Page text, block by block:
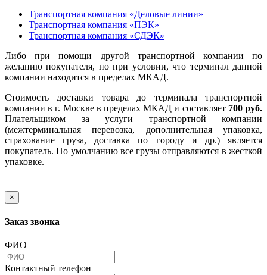
Транспортная компания «Деловые линии»
Транспортная компания «ПЭК»
Транспортная компания «СДЭК»
Либо при помощи другой транспортной компании по
желанию покупателя, но при условии, что терминал данной
компании находится в пределах МКАД.
Стоимость доставки товара до терминала транспортной
компании в г. Москве в пределах МКАД и составляет 700 руб.
Плательщиком за услуги транспортной компании
(межтерминальная перевозка, дополнительная упаковка,
страхование груза, доставка по городу и др.) является
покупатель. По умолчанию все грузы отправляются в жесткой
упаковке.
×
Заказ звонка
ФИО
Контактный телефон